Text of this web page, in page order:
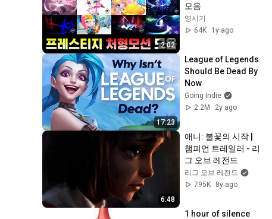
2:02
모음
영시기
64K
1y ago
17:23
League of Legends
Should Be Dead By
Now
Going Indie
2.2M
2y ago
6:48
애니: 불꽃의 시작 |
챔피언 트레일러 - 리
그 오브 레전드
리그 오브 레전드
795K
8y ago
1 hour of silence